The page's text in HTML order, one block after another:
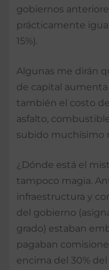
gobiernos
prácticamente
15%).
Algunas me dirán
de capital
también el costo
asfalto,
subido muchísimo
¿Dónde está el
tampoco magia.
infraestructura y
del gobierno
grado) estaban
pagaban
encima del 30%